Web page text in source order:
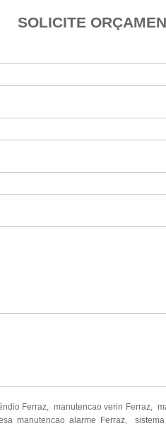
SOLICITE
Ferraz, manutencao verin Ferraz,
manutencao alarme Ferraz,